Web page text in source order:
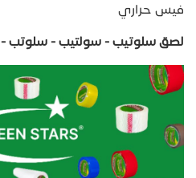
فيس حراري
لصق سلوتيب - سولتيب - سلوتب -